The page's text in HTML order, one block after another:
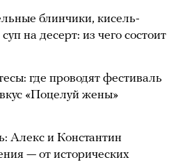
блинчики, кисель-
на десерт: из чего состоит
где проводят фестиваль
«Поцелуй жены»
Алекс и Константин
— от исторических